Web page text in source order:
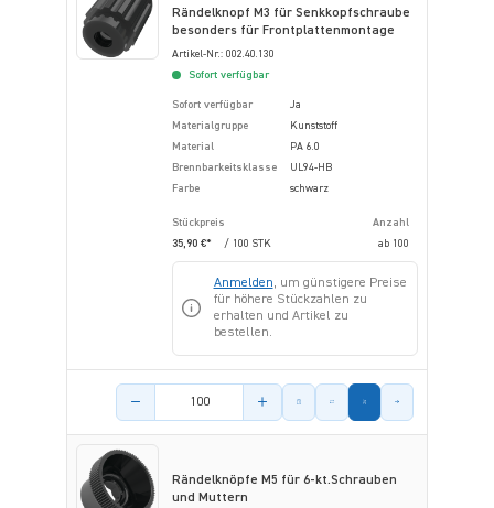
Rändelknopf M3 für Senkkopfschraube
besonders für Frontplattenmontage
Artikel-Nr.: 002.40.130
Sofort verfügbar
Sofort verfügbar
Ja
Materialgruppe
Kunststoff
Material
PA 6.0
Brennbarkeitsklasse
UL94-HB
Farbe
schwarz
Stückpreis
Anzahl
35,90 €*
/ 100 STK ab 100
Anmelden, um günstigere Preise
für höhere Stückzahlen zu
erhalten und Artikel zu
bestellen.
Menge des Artikels
Rändelknöpfe M5 für 6-kt.Schrauben
und Muttern